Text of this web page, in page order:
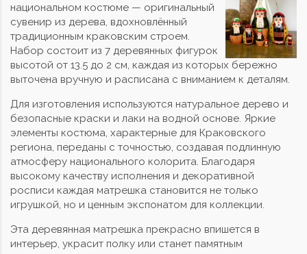
национальном костюме — оригинальный
сувенир из дерева, вдохновлённый
традиционным краковским строем.
Набор состоит из 7 деревянных фигурок
высотой от 13.5 до 2 см, каждая из которых бережно
выточена вручную и расписана с вниманием к деталям.
Для изготовления используются натуральное дерево и
безопасные краски и лаки на водной основе. Яркие
элементы костюма, характерные для Краковского
региона, переданы с точностью, создавая подлинную
атмосферу национального колорита. Благодаря
высокому качеству исполнения и декоративной
росписи каждая матрешка становится не только
игрушкой, но и ценным экспонатом для коллекции.
Эта деревянная матрешка прекрасно впишется в
интерьер, украсит полку или станет памятным